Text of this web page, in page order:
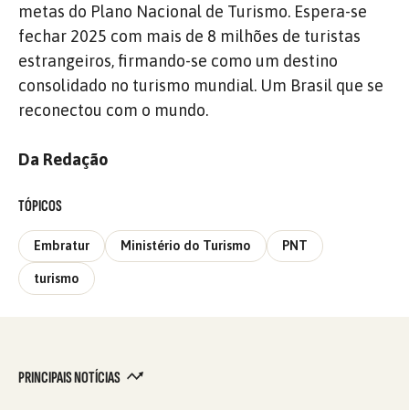
metas do Plano Nacional de Turismo. Espera-se
fechar 2025 com mais de 8 milhões de turistas
estrangeiros, firmando-se como um destino
consolidado no turismo mundial. Um Brasil que se
reconectou com o mundo.
Da Redação
TÓPICOS
Embratur Ministério do Turismo PNT
turismo
PRINCIPAIS NOTÍCIAS